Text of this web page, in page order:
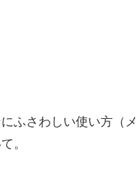
ふさわしい使い方（メ
。